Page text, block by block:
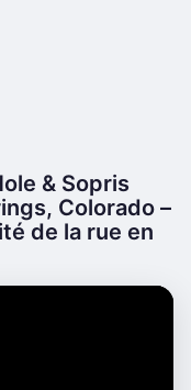
& Sopris
Colorado –
de la rue en